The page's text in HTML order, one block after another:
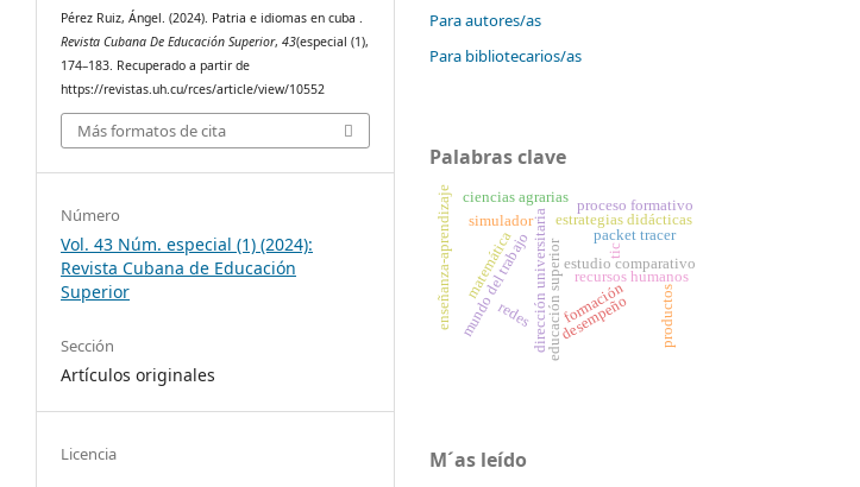
Pérez Ruiz, Ángel. (2024). Patria e idiomas en cuba .
Revista Cubana De Educación Superior,43(especial (1),
174–183. Recuperado a partir de
https://revistas.uh.cu/rces/article/view/10552
Más formatos de cita
Número
Vol. 43 Núm. especial (1) (2024):
Revista Cubana de Educación
Superior
Sección
Artículos originales
Licencia
Para autores/as
Para bibliotecarios/as
Palabras clave
desempeño
educación superiorformación
dirección universitaria
estudio comparativo
recursos humanos
simulador
packet tracer
redes
tic
ciencias agrarias
mundo del trabajo
enseñanza-aprendizaje estrategias didácticas
proceso formativo
matemática
productos
M´as leído